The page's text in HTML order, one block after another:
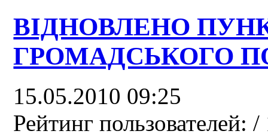
ВІДНОВЛЕНО
ГРОМАДСЬКОГО
15.05.2010 09:25
Рейтинг пользователей: /